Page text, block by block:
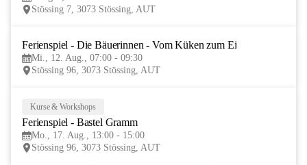
Stössing 7, 3073 Stössing, AUT
Ferienspiel - Die Bäuerinnen - Vom Küken zum Ei
Mi., 12. Aug., 07:00 - 09:30
Stössing 96, 3073 Stössing, AUT
Kurse & Workshops
Ferienspiel - Bastel Gramm
Mo., 17. Aug., 13:00 - 15:00
Stössing 96, 3073 Stössing, AUT